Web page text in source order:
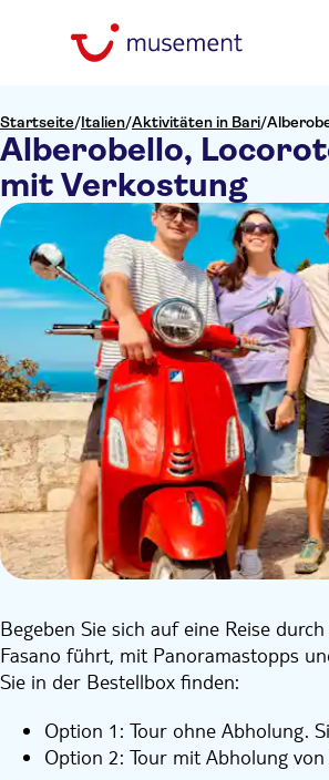
Startseite/Italien/Aktivitäten in Bari/
Alberobello,
mit Verkostung
Begeben Sie sich auf eine Reise
Fasano führt, mit Panoramastopps
Sie in der Bestellbox finden:
Option 1: Tour ohne Abholung.
Option 2: Tour mit Abholung